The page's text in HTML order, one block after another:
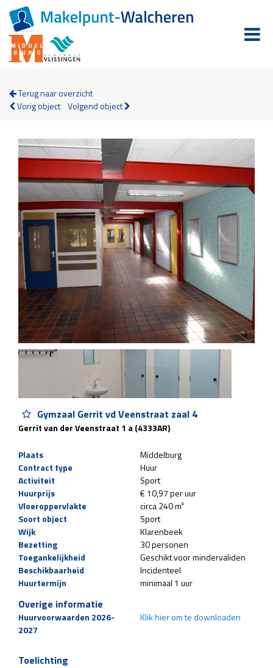
Terug naar overzicht
Vorig object Volgend object
Gymzaal Gerrit vd Veenstraat zaal 4
Gerrit van der Veenstraat 1 a (4333AR)
Plaats
Middelburg
Contract type
Huur
Activiteit
Sport
Huurprijs
€ 10,97 per uur
Vloeroppervlakte
circa 240 m²
Soort object
Sport
Wijk
Klarenbeek
Bezetting
30 personen
Toegankelijkheid
Geschikt voor mindervaliden
Beschikbaarheid
Incidenteel
Huurtermijn
minimaal 1 uur
Overige informatie
Huurvoorwaarden 2026-
2027
Klik hier om te downloaden
Toelichting